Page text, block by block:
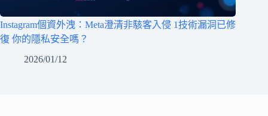
Instagram個資外洩：Meta澄清非駭客入侵 1技術漏洞已修
復 你的隱私安全嗎？
2026/01/12